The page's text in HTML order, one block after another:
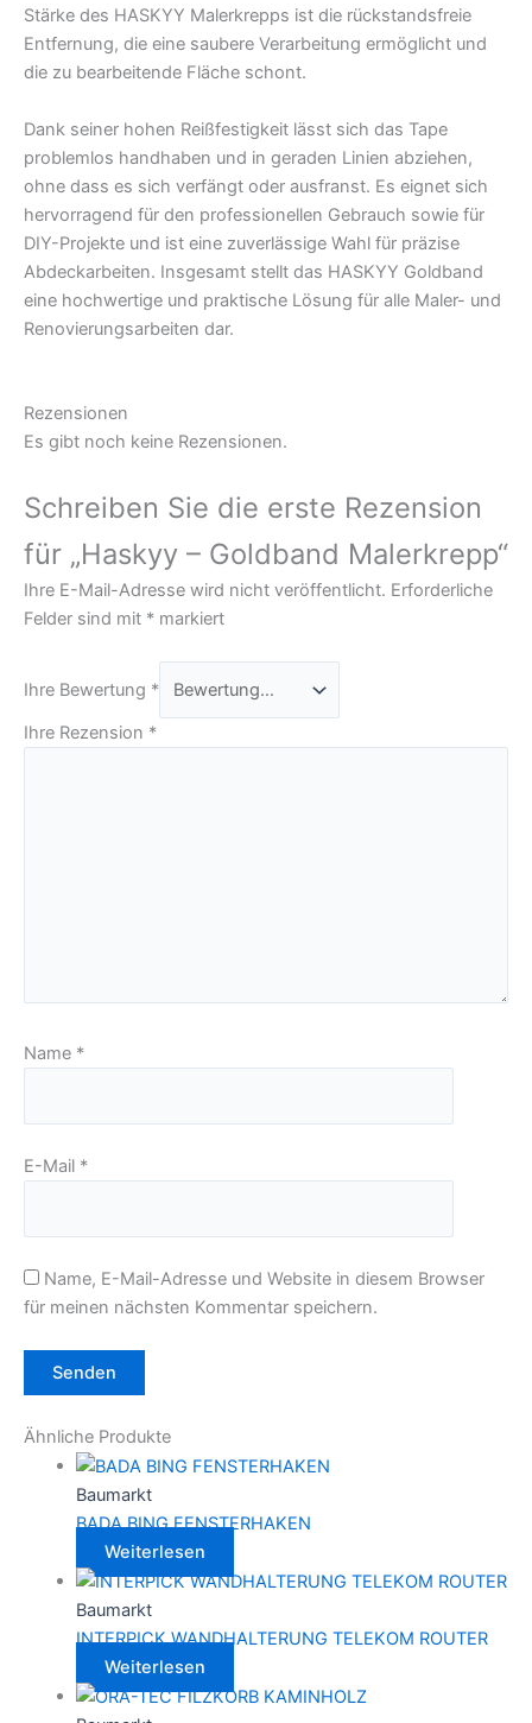
Stärke des HASKYY Malerkrepps ist die rückstandsfreie
Entfernung, die eine saubere Verarbeitung ermöglicht und
die zu bearbeitende Fläche schont.
Dank seiner hohen Reißfestigkeit lässt sich das Tape
problemlos handhaben und in geraden Linien abziehen,
ohne dass es sich verfängt oder ausfranst. Es eignet sich
hervorragend für den professionellen Gebrauch sowie für
DIY-Projekte und ist eine zuverlässige Wahl für präzise
Abdeckarbeiten. Insgesamt stellt das HASKYY Goldband
eine hochwertige und praktische Lösung für alle Maler- und
Renovierungsarbeiten dar.
Rezensionen
Es gibt noch keine Rezensionen.
Schreiben Sie die erste Rezension
für „Haskyy – Goldband Malerkrepp“
Ihre E-Mail-Adresse wird nicht veröffentlicht. Erforderliche
Felder sind mit * markiert
Ihre Bewertung *
Ihre Rezension *
Name *
E-Mail *
Name, E-Mail-Adresse und Website in diesem Browser
für meinen nächsten Kommentar speichern.
Ähnliche Produkte
Baumarkt
BADA BING FENSTERHAKEN
Weiterlesen
Baumarkt
INTERPICK WANDHALTERUNG TELEKOM ROUTER
Weiterlesen